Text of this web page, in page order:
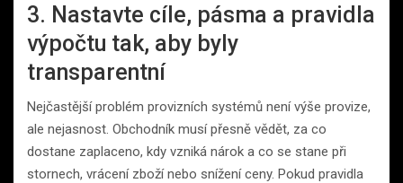
3. Nastavte cíle, pásma a pravidla
výpočtu tak, aby byly
transparentní
Nejčastější problém provizních systémů není výše provize,
ale nejasnost. Obchodník musí přesně vědět, za co
dostane zaplaceno, kdy vzniká nárok a co se stane při
stornech, vrácení zboží nebo snížení ceny. Pokud pravidla